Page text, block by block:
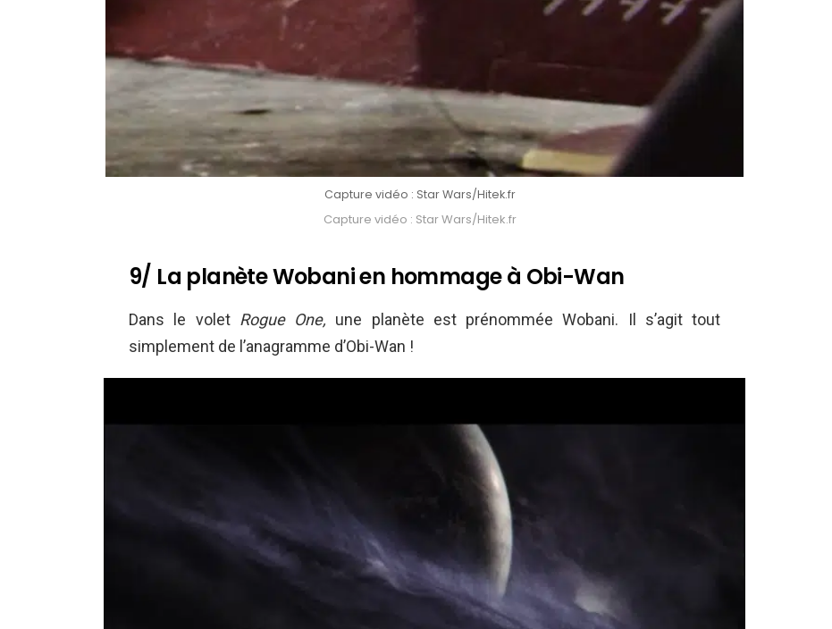
Capture vidéo : Star Wars/Hitek.fr
Capture vidéo : Star Wars/Hitek.fr
9/ La planète Wobani en hommage à Obi-Wan
Dans le volet Rogue One, une planète est prénommée Wobani. Il s’agit tout
simplement de l’anagramme d’Obi-Wan !